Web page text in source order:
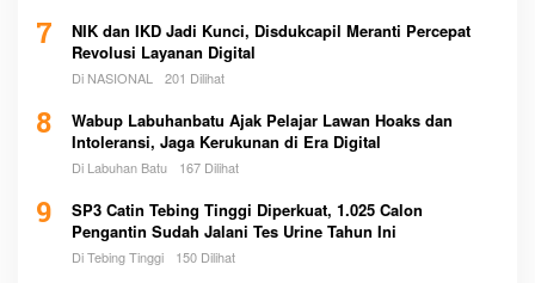
7
NIK dan IKD Jadi Kunci, Disdukcapil Meranti Percepat
Revolusi Layanan Digital
Di NASIONAL 201 Dilihat
8
Wabup Labuhanbatu Ajak Pelajar Lawan Hoaks dan
Intoleransi, Jaga Kerukunan di Era Digital
Di Labuhan Batu 167 Dilihat
9
SP3 Catin Tebing Tinggi Diperkuat, 1.025 Calon
Pengantin Sudah Jalani Tes Urine Tahun Ini
Di Tebing Tinggi 150 Dilihat